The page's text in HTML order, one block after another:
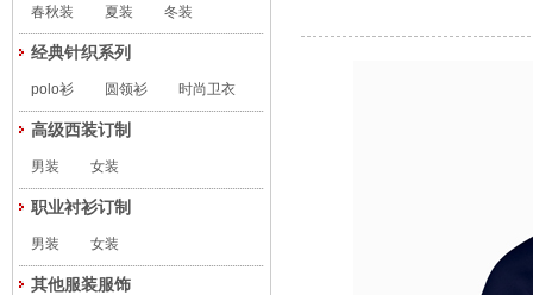
春秋装 夏装 冬装
经典针织系列
polo衫 圆领衫 时尚卫衣
高级西装订制
男装 女装
职业衬衫订制
男装 女装
其他服装服饰